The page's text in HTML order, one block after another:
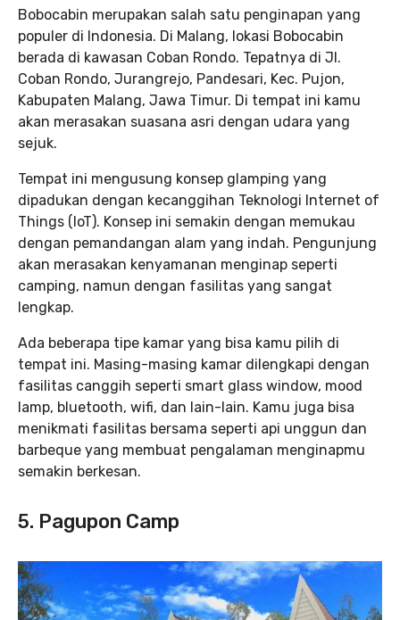
Bobocabin merupakan salah satu penginapan yang
populer di Indonesia. Di Malang, lokasi Bobocabin
berada di kawasan Coban Rondo. Tepatnya di Jl.
Coban Rondo, Jurangrejo, Pandesari, Kec. Pujon,
Kabupaten Malang, Jawa Timur. Di tempat ini kamu
akan merasakan suasana asri dengan udara yang
sejuk.
Tempat ini mengusung konsep glamping yang
dipadukan dengan kecanggihan Teknologi Internet of
Things (IoT). Konsep ini semakin dengan memukau
dengan pemandangan alam yang indah. Pengunjung
akan merasakan kenyamanan menginap seperti
camping, namun dengan fasilitas yang sangat
lengkap.
Ada beberapa tipe kamar yang bisa kamu pilih di
tempat ini. Masing-masing kamar dilengkapi dengan
fasilitas canggih seperti smart glass window, mood
lamp, bluetooth, wifi, dan lain-lain. Kamu juga bisa
menikmati fasilitas bersama seperti api unggun dan
barbeque yang membuat pengalaman menginapmu
semakin berkesan.
5. Pagupon Camp